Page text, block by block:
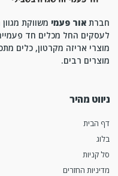
חברת אור פעמי משווקת
לעסקים החל מכלים חד פעמיים,
מוצרי אריזה מקרטון, כלים
מוצרים רבים.
ניווט מהיר
דף הבית
בלוג
סל קניות
מדיניות החזרים